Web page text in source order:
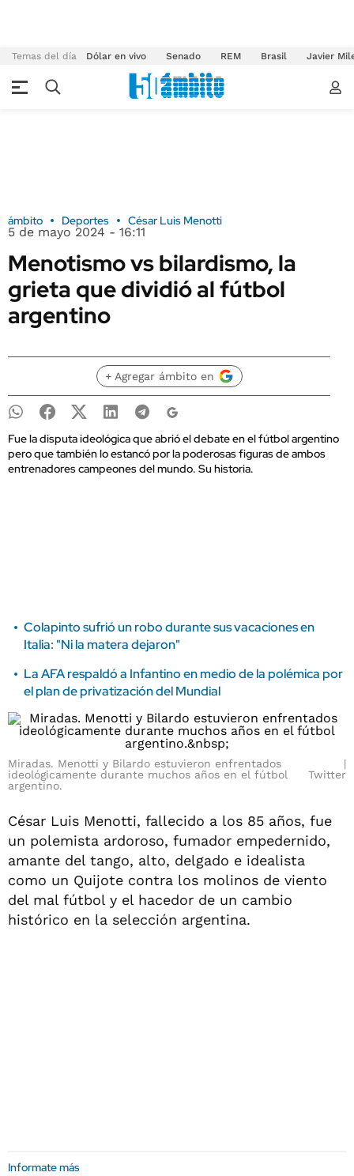
Temas del día Dólar en vivo Senado REM Brasil Javier
ámbito Deportes César Luis Menotti
5 de mayo 2024 - 16:11
Menotismo vs bilardismo, la
grieta que dividió al fútbol
argentino
+ Agregar ámbito en
Fue la disputa ideológica que abrió el debate en el fútbol argentino
pero que también lo estancó por la poderosas figuras de ambos
entrenadores campeones del mundo. Su historia.
Colapinto sufrió un robo durante sus vacaciones en
Italia: "Ni la matera dejaron"
La AFA respaldó a Infantino en medio de la polémica por
el plan de privatización del Mundial
Miradas. Menotti y Bilardo estuvieron enfrentados
ideológicamente durante muchos años en el fútbol
argentino.
Twitter
César Luis Menotti, fallecido a los 85 años, fue
un polemista ardoroso, fumador empedernido,
amante del tango, alto, delgado e idealista
como un Quijote contra los molinos de viento
del mal fútbol y el hacedor de un cambio
histórico en la selección argentina.
Informate más